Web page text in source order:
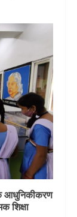
आधुनिकीकरण
शिक्षा